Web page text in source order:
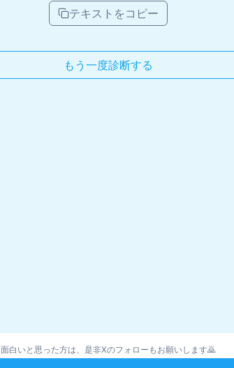
テキストをコピー
もう一度診断する
面白いと思った方は、是非Xのフォローもお願いします🙇